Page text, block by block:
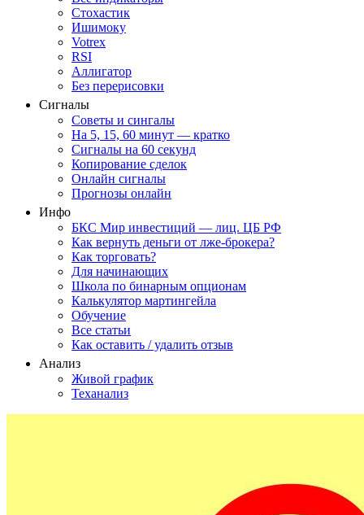
Стохастик
Ишимоку
Votrex
RSI
Аллигатор
Без перерисовки
Сигналы
Советы и сингалы
На 5, 15, 60 минут — кратко
Сигналы на 60 секунд
Копирование сделок
Онлайн сигналы
Прогнозы онлайн
Инфо
БКС Мир инвестиций — лиц. ЦБ РФ
Как вернуть деньги от лже-брокера?
Как торговать?
Для начинающих
Школа по бинарным опционам
Калькулятор мартингейла
Обучение
Все статьи
Как оставить / удалить отзыв
Анализ
Живой график
Теханализ